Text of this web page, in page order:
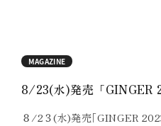
MAGAZINE
8/23(水)発売「GINGER
８/2３(水)発売｢GINGER